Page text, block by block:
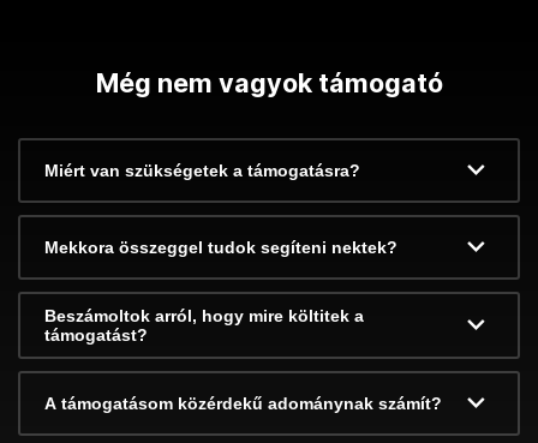
Még nem vagyok támogató
Miért van szükségetek a támogatásra?
Mekkora összeggel tudok segíteni nektek?
Beszámoltok arról, hogy mire költitek a
támogatást?
A támogatásom közérdekű adománynak számít?